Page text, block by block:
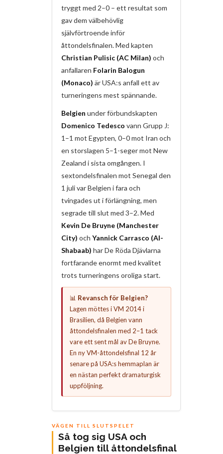
tryggt med 2–0 – ett resultat som
gav dem välbehövlig
självförtroende inför
åttondelsfinalen. Med kapten
Christian Pulisic (AC Milan) och
anfallaren Folarin Balogun
(Monaco) är USA:s anfall ett av
turneringens mest spännande.
Belgien under förbundskapten
Domenico Tedesco vann Grupp J:
1–1 mot Egypten, 0–0 mot Iran och
en storslagen 5–1-seger mot New
Zealand i sista omgången. I
sextondelsfinalen mot Senegal den
1 juli var Belgien i fara och
tvingades ut i förlängning, men
segrade till slut med 3–2. Med
Kevin De Bruyne (Manchester
City) och Yannick Carrasco (Al-
Shabaab) har De Röda Djävlarna
fortfarande enormt med kvalitet
trots turneringens oroliga start.
📊 Revansch för Belgien?
Lagen möttes i VM 2014 i
Brasilien, då Belgien vann
åttondelsfinalen med 2–1 tack
vare ett sent mål av De Bruyne.
En ny VM-åttondelsfinal 12 år
senare på USA:s hemmaplan är
en nästan perfekt dramaturgisk
uppföljning.
VÄGEN TILL SLUTSPELET
Så tog sig USA och
Belgien till åttondelsfinal